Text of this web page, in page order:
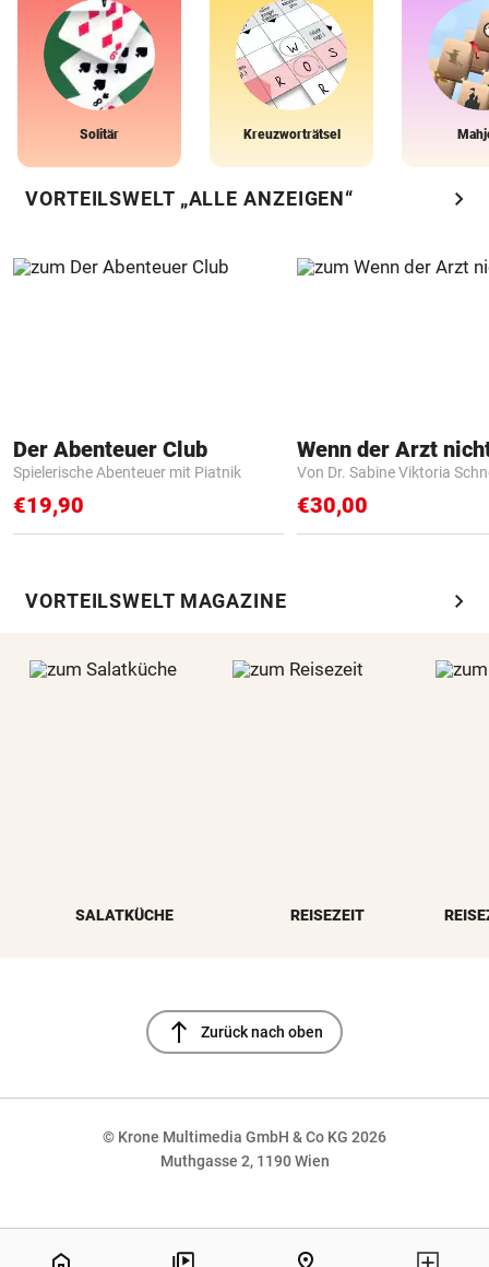
Solitär Kreuzworträtsel
VORTEILSWELT „ALLE ANZEIGEN“ chevron_right
Der Abenteuer Club
Spielerische Abenteuer mit Piatnik
€19,90
Von Dr. Sabine Viktoria
€30,00
VORTEILSWELT MAGAZINE chevron_right
SALATKÜCHE REISEZEIT
north Zurück nach oben
© Krone Multimedia GmbH & Co KG 2026
Muthgasse 2, 1190 Wien
NaN%